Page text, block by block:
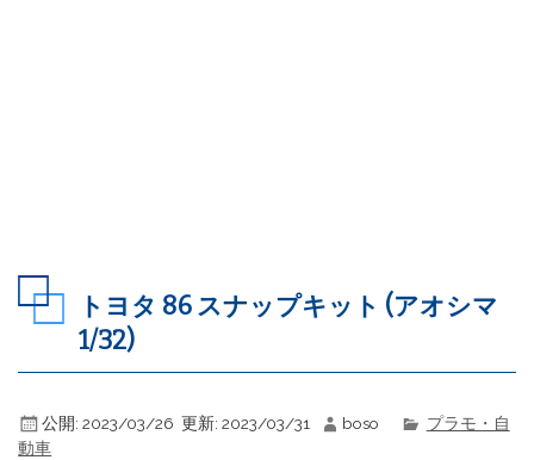
トヨタ 86 スナップキット (アオシマ
1/32)
公開: 2023/03/26 更新: 2023/03/31 boso
プラモ・自
動車